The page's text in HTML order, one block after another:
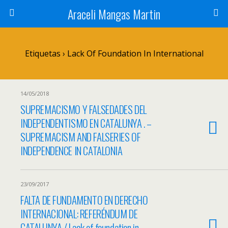
Araceli Mangas Martin
Etiquetas › Lack Of Foundation In International
14/05/2018
SUPREMACISMO Y FALSEDADES DEL
INDEPENDENTISMO EN CATALUNYA . –
SUPREMACISM AND FALSERIES OF
INDEPENDENCE IN CATALONIA
23/09/2017
FALTA DE FUNDAMENTO EN DERECHO
INTERNACIONAL: REFERÉNDUM DE